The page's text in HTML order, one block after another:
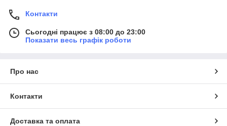
Контакти
Сьогодні працює з 08:00 до 23:00
Показати весь графік роботи
Про нас
Контакти
Доставка та оплата